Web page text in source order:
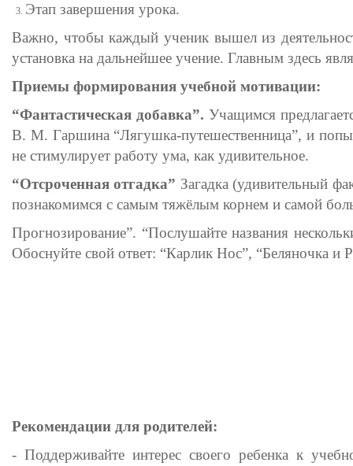
Этап завершения урока.
Важно, чтобы каждый ученик вышел из
установка на дальнейшее учение. Главным здесь
Приемы формирования учебной мотивации:
“Фантастическая добавка”. Учащимся
В. М. Гаршина “Лягушка-путешественница”, и
не стимулирует работу ума, как удивительное.
“Отсроченная отгадка” Загадка (удивительный
познакомимся с самым тяжёлым корнем и самой
Прогнозирование”. “Послушайте названия
Обоснуйте свой ответ: “Карлик Нос”, “Беляночка и
Рекомендации для родителей:
- Поддерживайте интерес своего ребенка к